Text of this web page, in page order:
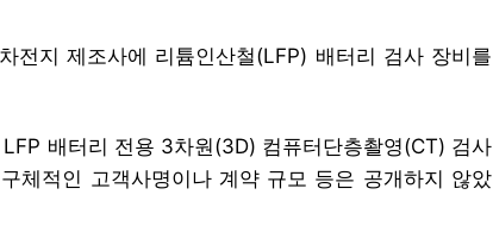
전지 제조사에 리튬인산철(LFP) 배터리 검사 장비를
배터리 전용 3차원(3D) 컴퓨터단층촬영(CT) 검사
체적인 고객사명이나 계약 규모 등은 공개하지 않았